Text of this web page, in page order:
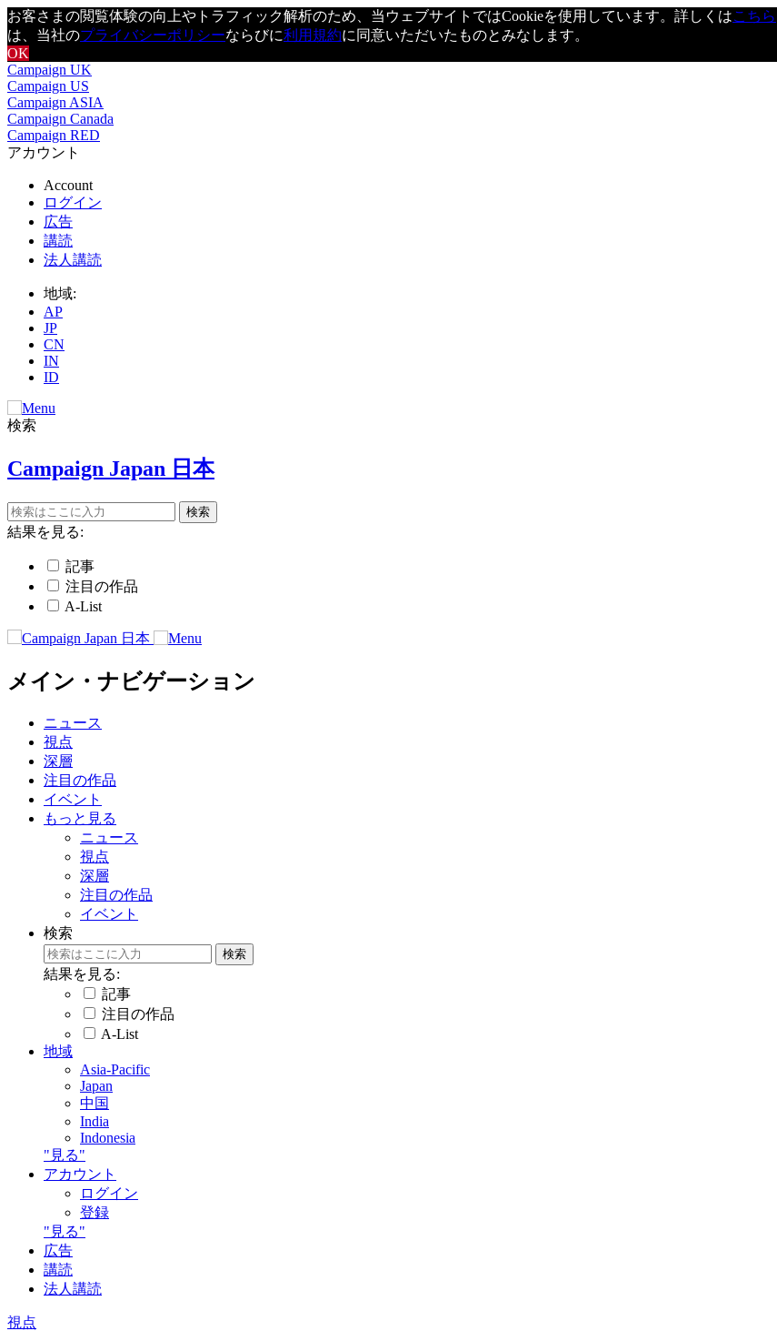
お客さまの閲覧体験の向上やトラフィック解析のため、当ウェブサイトではCookieを使用しています。詳しくはこちら
は、当社のプライバシーポリシーならびに利用規約に同意いただいたものとみなします。
OK
Campaign UK
Campaign US
Campaign ASIA
Campaign Canada
Campaign RED
アカウント
Account
ログイン
広告
講読
法人講読
地域:
AP
JP
CN
IN
ID
検索
Campaign Japan 日本
結果を見る:
記事
注目の作品
A-List
メイン・ナビゲーション
ニュース
視点
深層
注目の作品
イベント
もっと見る
ニュース
視点
深層
注目の作品
イベント
検索
結果を見る:
記事
注目の作品
A-List
地域
Asia-Pacific
Japan
中国
India
Indonesia
"見る"
アカウント
ログイン
登録
"見る"
広告
講読
法人講読
視点